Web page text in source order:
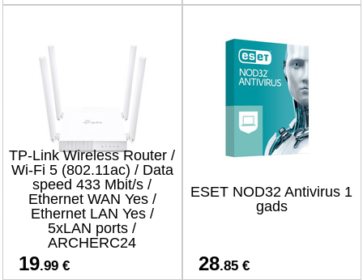
TP-Link Wireless Router /
Wi-Fi 5 (802.11ac) / Data
speed 433 Mbit/s /
Ethernet WAN Yes /
Ethernet LAN Yes /
5xLAN ports /
ARCHERC24
19.99 €
ESET NOD32 Antivirus 1
gads
28.85 €